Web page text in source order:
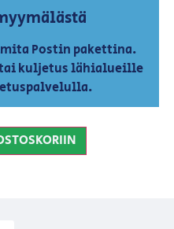
Postin pakettina.
kuljetus lähialueille